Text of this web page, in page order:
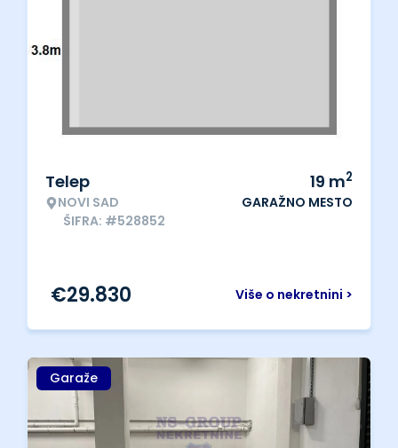
Telep
NOVI SAD
ŠIFRA: #528852
19 m2
GARAŽNO MESTO
Više o nekretnini >
€29.830
Garaže